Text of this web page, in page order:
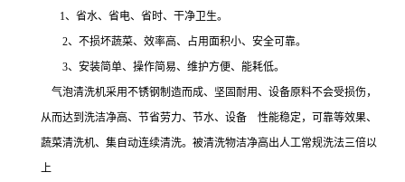
1、省水、省电、省时、干净卫生。
2、不损坏蔬菜、效率高、占用面积小、安全可靠。
3、安装简单、操作简易、维护方便、能耗低。
气泡清洗机采用不锈钢制造而成、坚固耐用、设备原料不会受损伤，
从而达到洗洁净高、节省劳力、节水、设备 性能稳定，可靠等效果、
蔬菜清洗机、集自动连续清洗。被清洗物洁净高出人工常规洗法三倍以
上